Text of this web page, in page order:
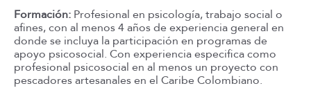
Formación: Profesional en psicología, trabajo social o
afines, con al menos 4 años de experiencia general en
donde se incluya la participación en programas de
apoyo psicosocial. Con experiencia especifica como
profesional psicosocial en al menos un proyecto con
pescadores artesanales en el Caribe Colombiano.